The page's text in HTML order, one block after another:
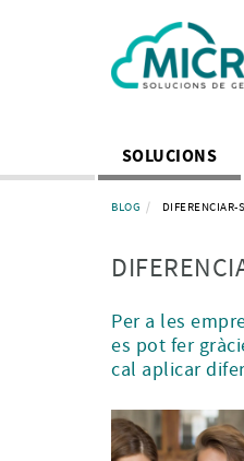
SOLUCIONS
BLOG DIFERENCIAR-
Per a les
es pot fer
cal aplicar